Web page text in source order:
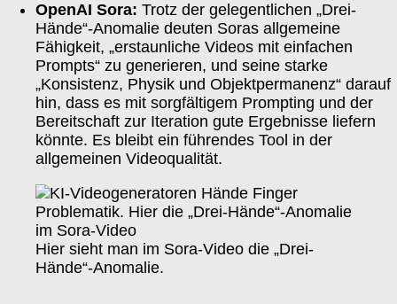
OpenAI Sora: Trotz der gelegentlichen „Drei-
Hände“-Anomalie deuten Soras allgemeine
Fähigkeit, „erstaunliche Videos mit einfachen
Prompts“ zu generieren, und seine starke
„Konsistenz, Physik und Objektpermanenz“ darauf
hin, dass es mit sorgfältigem Prompting und der
Bereitschaft zur Iteration gute Ergebnisse liefern
könnte. Es bleibt ein führendes Tool in der
allgemeinen Videoqualität.
Hier sieht man im Sora-Video die „Drei-
Hände“-Anomalie.